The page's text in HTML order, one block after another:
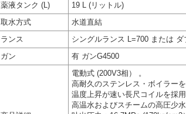
薬液タンク (L)
19 L (リットル)
取水方式
水道直結
ランス
シングルランス L=700 または
ガン
有 ガンG4500
電動式 (200V3相） 。
高耐久のステンレス・ボイラー
温度上昇が速い長尺コイルを採
高温水およびスチームの高圧少